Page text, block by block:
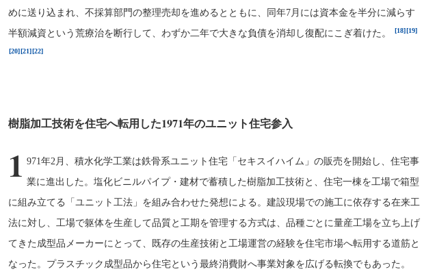
めに送り込まれ、不採算部門の整理売却を進めるとともに、同年7月には資本金を半分に減らす
半額減資という荒療治を断行して、わずか二年で大きな負債を消却し復配にこぎ着けた。
[18][19]
[20][21][22]
樹脂加工技術を住宅へ転用した1971年のユニット住宅参入
1 971年2月、積水化学工業は鉄骨系ユニット住宅「セキスイハイム」の販売を開始し、住宅事
業に進出した。塩化ビニルパイプ・建材で蓄積した樹脂加工技術と、住宅一棟を工場で箱型
に組み立てる「ユニット工法」を組み合わせた発想による。建設現場での施工に依存する在来工
法に対し、工場で躯体を生産して品質と工期を管理する方式は、品種ごとに量産工場を立ち上げ
てきた成型品メーカーにとって、既存の生産技術と工場運営の経験を住宅市場へ転用する道筋と
なった。プラスチック成型品から住宅という最終消費財へ事業対象を広げる転換でもあった。